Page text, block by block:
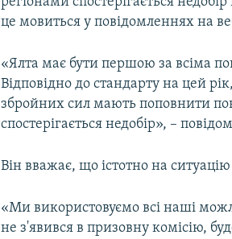
це мовиться у повідомленнях на
«Ялта має бути першою за всіма
Відповідно до стандарту на цей
збройних сил мають поповнити
спостерігається недобір», –
Він вважає, що істотно на
«Ми використовуємо всі наші
не з'явився в призовну комісію,